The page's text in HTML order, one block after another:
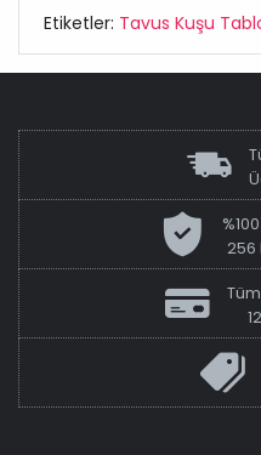
Etiketler: Tavus Kuşu
256